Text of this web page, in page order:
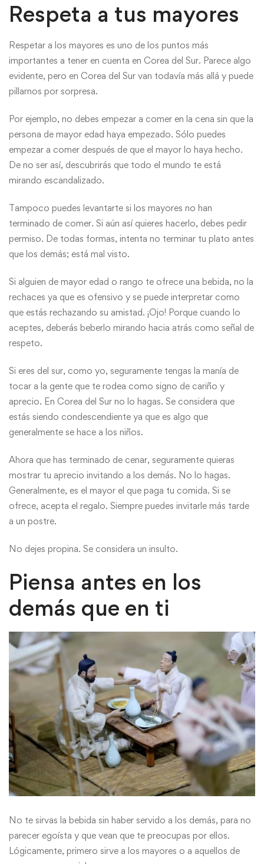
Respeta a tus mayores
Respetar a los mayores es uno de los puntos más
importantes a tener en cuenta en Corea del Sur. Parece algo
evidente, pero en Corea del Sur van todavía más allá y puede
pillarnos por sorpresa.
Por ejemplo, no debes empezar a comer en la cena sin que la
persona de mayor edad haya empezado. Sólo puedes
empezar a comer después de que el mayor lo haya hecho.
De no ser así, descubrirás que todo el mundo te está
mirando escandalizado.
Tampoco puedes levantarte si los mayores no han
terminado de comer. Si aún así quieres hacerlo, debes pedir
permiso. De todas formas, intenta no terminar tu plato antes
que los demás; está mal visto.
Si alguien de mayor edad o rango te ofrece una bebida, no la
rechaces ya que es ofensivo y se puede interpretar como
que estás rechazando su amistad. ¡Ojo! Porque cuando lo
aceptes, deberás beberlo mirando hacia atrás como señal de
respeto.
Si eres del sur, como yo, seguramente tengas la manía de
tocar a la gente que te rodea como signo de cariño y
aprecio. En Corea del Sur no lo hagas. Se considera que
estás siendo condescendiente ya que es algo que
generalmente se hace a los niños.
Ahora que has terminado de cenar, seguramente quieras
mostrar tu aprecio invitando a los demás. No lo hagas.
Generalmente, es el mayor el que paga tu comida. Si se
ofrece, acepta el regalo. Siempre puedes invitarle más tarde
a un postre.
No dejes propina. Se considera un insulto.
Piensa antes en los
demás que en ti
No te sirvas la bebida sin haber servido a los demás, para no
parecer egoísta y que vean que te preocupas por ellos.
Lógicamente, primero sirve a los mayores o a aquellos de